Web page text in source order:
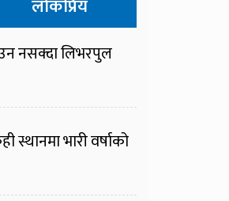
लोकप्रिय
नसक्दा लिभरपुल
भारी वर्षाको